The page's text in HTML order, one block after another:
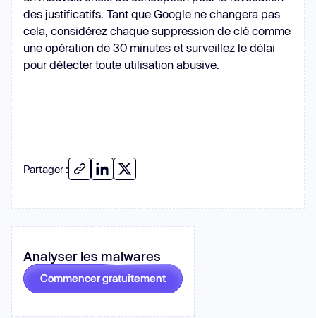
des justificatifs. Tant que Google ne changera pas
cela, considérez chaque suppression de clé comme
une opération de 30 minutes et surveillez le délai
pour détecter toute utilisation abusive.
Partager :
Analyser les malwares
Commencer gratuitement